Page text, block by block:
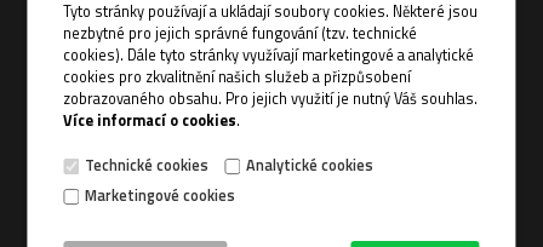
Tyto stránky používají a ukládají soubory cookies. Některé jsou
nezbytné pro jejich správné fungování (tzv. technické
cookies). Dále tyto stránky využívají marketingové a analytické
cookies pro zkvalitnění našich služeb a přizpůsobení
zobrazovaného obsahu. Pro jejich využití je nutný Váš souhlas.
Více informací o cookies.
Technické cookies
Analytické cookies
Marketingové cookies